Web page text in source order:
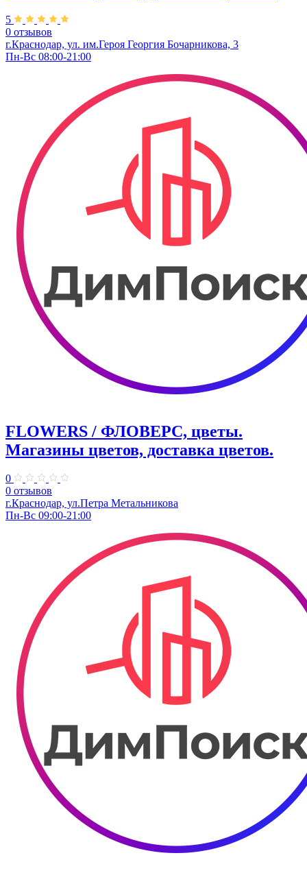
5
0 отзывов
г.Краснодар, ул. им.Героя Георгия Бочарникова, 3
Пн-Вс 08:00-21:00
FLOWERS / ФЛОВЕРС, цветы.
Магазины цветов, доставка цветов.
0
0 отзывов
г.Краснодар, ул.Петра Метальникова
Пн-Вс 09:00-21:00